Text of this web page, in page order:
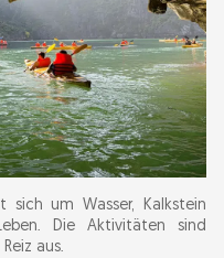
sich um Wasser, Kalkstein
Die Aktivitäten sind
aus.